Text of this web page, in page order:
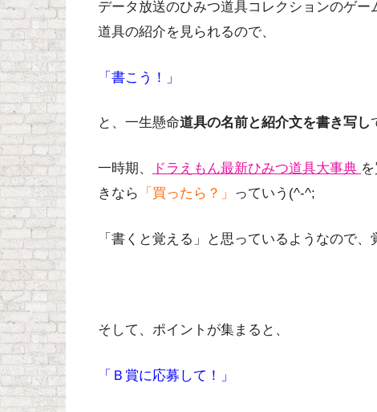
データ放送のひみつ道具コレクションのゲ
道具の紹介を見られるので、
「書こう！」
と、一生懸命道具の名前と紹介文を書き写し
一時期、 ドラえもん最新ひみつ道具大事典
きなら
「買ったら？」 っていう(^-^;
「書くと覚える」と思っているようなので
そして、ポイントが集まると、
「Ｂ賞に応募して！」